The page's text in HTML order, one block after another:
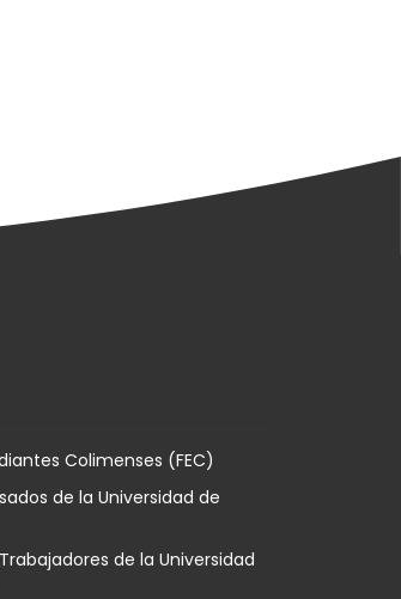
Colimenses (FEC)
de la Universidad de
de la Universidad